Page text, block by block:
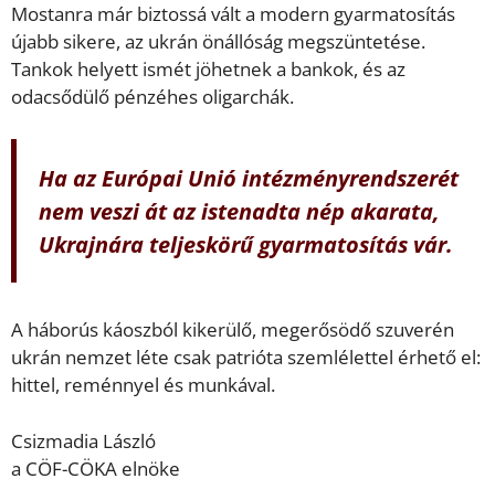
Mostanra már biztossá vált a modern gyarmatosítás
újabb sikere, az ukrán önállóság megszüntetése.
Tankok helyett ismét jöhetnek a bankok, és az
odacsődülő pénzéhes oligarchák.
Ha az Európai Unió intézményrendszerét
nem veszi át az istenadta nép akarata,
Ukrajnára teljeskörű gyarmatosítás vár.
A háborús káoszból kikerülő, megerősödő szuverén
ukrán nemzet léte csak patrióta szemlélettel érhető el:
hittel, reménnyel és munkával.
Csizmadia László
a CÖF-CÖKA elnöke